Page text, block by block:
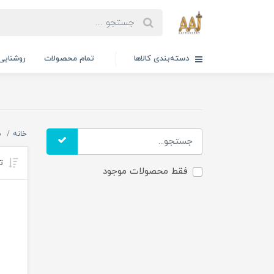
دسته‌بندی کالاها تمام محصولات
فقط محصولات موجود
خانه